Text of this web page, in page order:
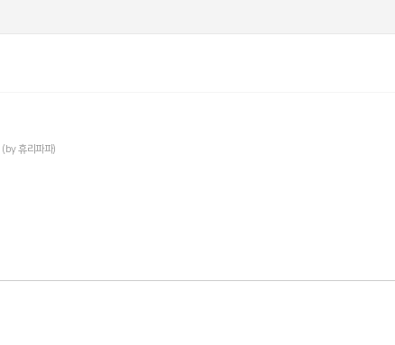
(by 휴리파파)